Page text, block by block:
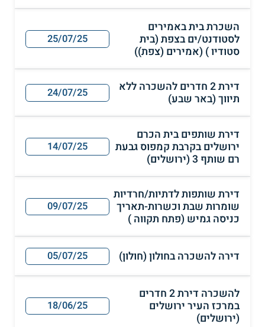
השכרת בית באמירים
לסטודנט/ים בצפת (בית
סטודיו ) (אמירים (צפת))
25/07/25
דירת 2 חדרים להשכרה ללא
תיווך (באר שבע)
24/07/25
דירת שותפים בית הכרם
ירושלים בקרבת קמפוס גבעת
רם שותף 3 (ירושלים)
14/07/25
דירת שותפות לדתיות/חרדיות
שומרות שבת וכשרות-תאריך
כניסה גמיש (פתח תקווה )
09/07/25
דירה להשכרה בחולון (חולון) 05/07/25
להשכרה דירת 2 חדרים
במרכז העיר ירושלים
(ירושלים)
18/06/25